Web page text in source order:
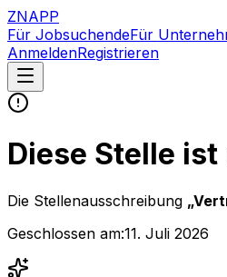
ZNAPP
Für JobsuchendeFür
AnmeldenRegistrieren
Diese Stelle
Die Stellenausschreibung „
Geschlossen am:11. Juli 2026